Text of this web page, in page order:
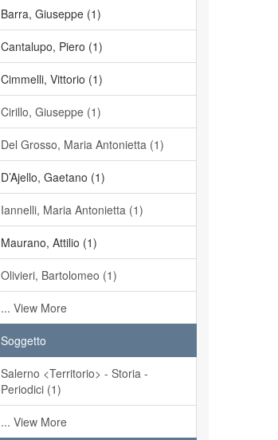
Barra, Giuseppe (1)
Cantalupo, Piero (1)
Cimmelli, Vittorio (1)
Cirillo, Giuseppe (1)
Del Grosso, Maria Antonietta (1)
D’Ajello, Gaetano (1)
Iannelli, Maria Antonietta (1)
Maurano, Attilio (1)
Olivieri, Bartolomeo (1)
... View More
Soggetto
Salerno <Territorio> - Storia -
Periodici (1)
... View More